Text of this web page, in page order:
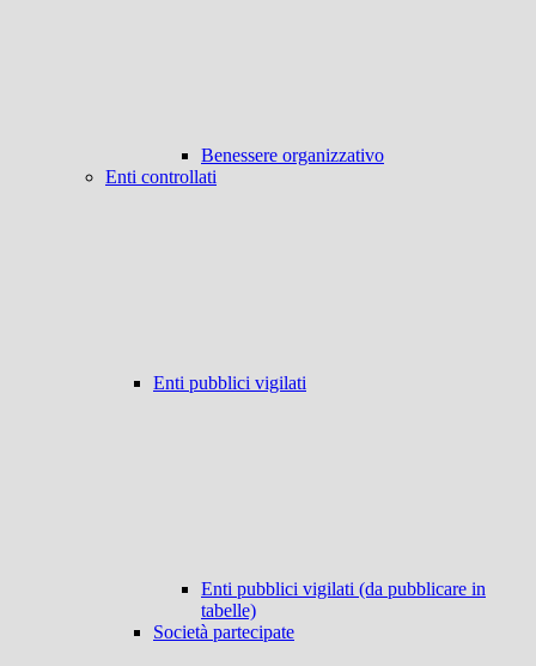
Benessere organizzativo
Enti controllati
Enti pubblici vigilati
Enti pubblici vigilati (da pubblicare in
tabelle)
Società partecipate